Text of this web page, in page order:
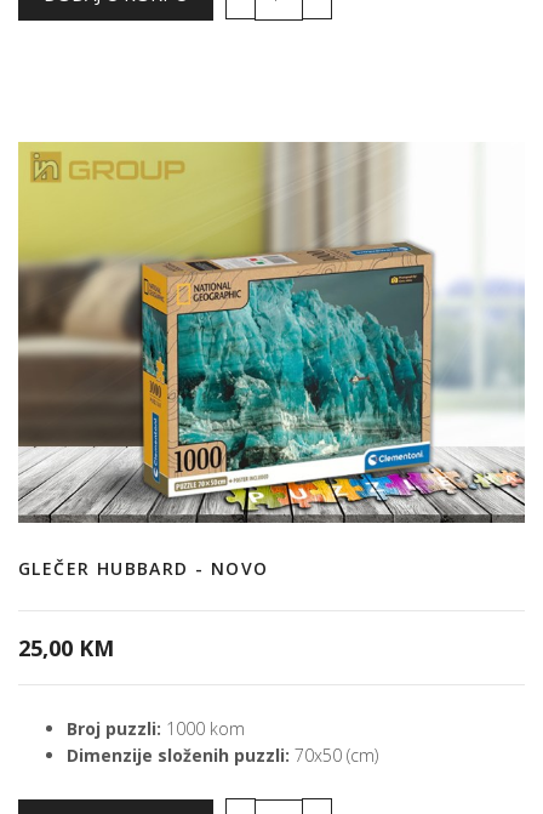
GLEČER HUBBARD - NOVO
25,00 KM
Broj puzzli: 1000 kom
Dimenzije složenih puzzli: 70x50 (cm)